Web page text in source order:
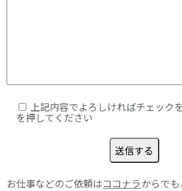
上記内容でよろしければチェック
を押してください
お仕事などのご依頼はココナラからで